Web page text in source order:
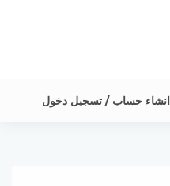
انشاء حساب / تسجيل دخول